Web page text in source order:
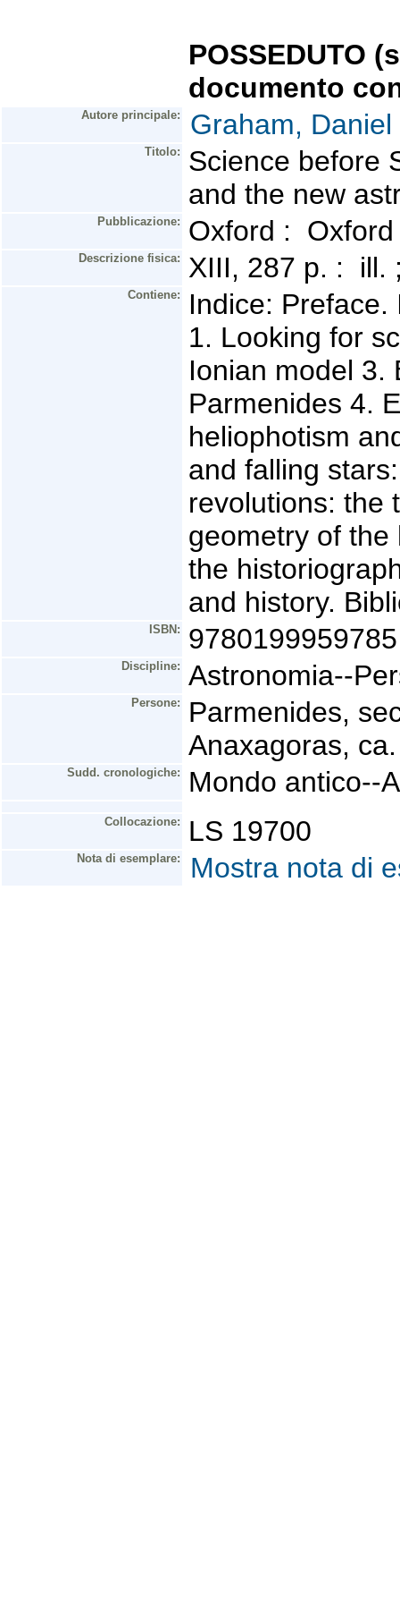
POSSEDUTO
documento
Autore principale: Graham, Daniel
Titolo:
Science before
and the new
Pubblicazione: Oxford :
Descrizione fisica: XIII, 287 p. :
Contiene:
Indice:
1. Looking for
Ionian model 3.
Parmenides 4.
heliophotism
and falling
revolutions: the
geometry of the
the
and history.
ISBN: 9780199959785
Discipline: Astronomia--
Persone:
Parmenides,
Anaxagoras,
Sudd. cronologiche: Mondo antico--
Collocazione: LS 19700
Nota di esemplare: Mostra nota di